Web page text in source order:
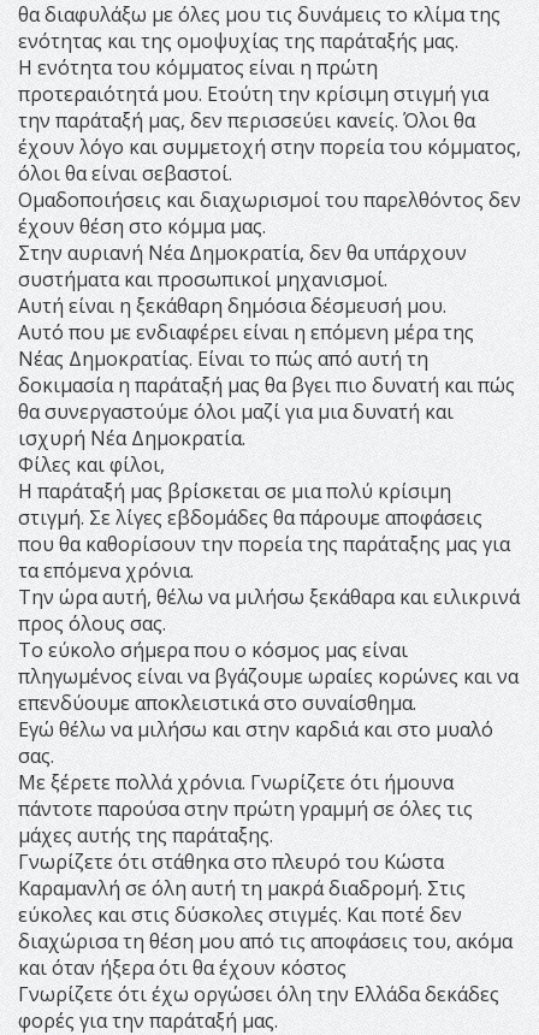
θα διαφυλάξω με όλες μου τις δυνάμεις το κλίμα της
ενότητας και της ομοψυχίας της παράταξής μας.
Η ενότητα του κόμματος είναι η πρώτη
προτεραιότητά μου. Ετούτη την κρίσιμη στιγμή για
την παράταξή μας, δεν περισσεύει κανείς. Όλοι θα
έχουν λόγο και συμμετοχή στην πορεία του κόμματος,
όλοι θα είναι σεβαστοί.
Ομαδοποιήσεις και διαχωρισμοί του παρελθόντος δεν
έχουν θέση στο κόμμα μας.
Στην αυριανή Νέα Δημοκρατία, δεν θα υπάρχουν
συστήματα και προσωπικοί μηχανισμοί.
Αυτή είναι η ξεκάθαρη δημόσια δέσμευσή μου.
Αυτό που με ενδιαφέρει είναι η επόμενη μέρα της
Νέας Δημοκρατίας. Είναι το πώς από αυτή τη
δοκιμασία η παράταξή μας θα βγει πιο δυνατή και πώς
θα συνεργαστούμε όλοι μαζί για μια δυνατή και
ισχυρή Νέα Δημοκρατία.
Φίλες και φίλοι,
Η παράταξή μας βρίσκεται σε μια πολύ κρίσιμη
στιγμή. Σε λίγες εβδομάδες θα πάρουμε αποφάσεις
που θα καθορίσουν την πορεία της παράταξης μας για
τα επόμενα χρόνια.
Την ώρα αυτή, θέλω να μιλήσω ξεκάθαρα και ειλικρινά
προς όλους σας.
Το εύκολο σήμερα που ο κόσμος μας είναι
πληγωμένος είναι να βγάζουμε ωραίες κορώνες και να
επενδύουμε αποκλειστικά στο συναίσθημα.
Εγώ θέλω να μιλήσω και στην καρδιά και στο μυαλό
σας.
Με ξέρετε πολλά χρόνια. Γνωρίζετε ότι ήμουνα
πάντοτε παρούσα στην πρώτη γραμμή σε όλες τις
μάχες αυτής της παράταξης.
Γνωρίζετε ότι στάθηκα στο πλευρό του Κώστα
Καραμανλή σε όλη αυτή τη μακρά διαδρομή. Στις
εύκολες και στις δύσκολες στιγμές. Και ποτέ δεν
διαχώρισα τη θέση μου από τις αποφάσεις του, ακόμα
και όταν ήξερα ότι θα έχουν κόστος
Γνωρίζετε ότι έχω οργώσει όλη την Ελλάδα δεκάδες
φορές για την παράταξή μας.